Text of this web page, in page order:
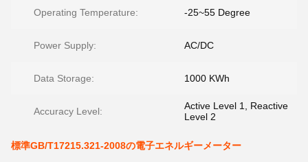
Operating Temperature: -25~55 Degree
Power Supply: AC/DC
Data Storage: 1000 KWh
Accuracy Level:
Active Level 1, Reactive
Level 2
標準GB/T17215.321-2008の電子エネルギーメーター